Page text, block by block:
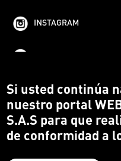
INSTAGRAM
Si usted continúa
nuestro portal
S.A.S para que
de conformidad a